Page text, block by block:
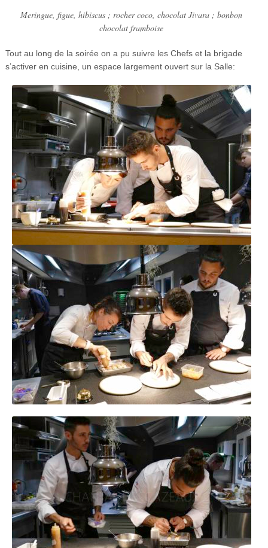
Meringue, figue, hibiscus ; rocher coco, chocolat Jivara ; bonbon
chocolat framboise
Tout au long de la soirée on a pu suivre les Chefs et la brigade
s’activer en cuisine, un espace largement ouvert sur la Salle: